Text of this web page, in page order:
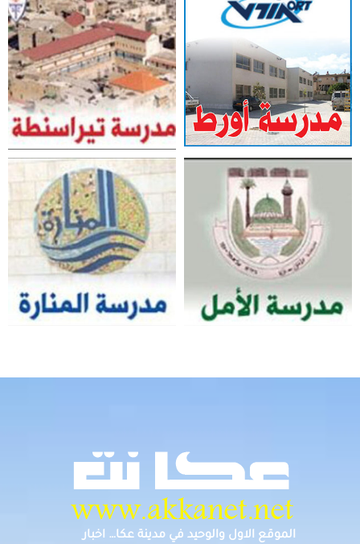
الموقع الاول والوحيد في مدينة عكا… اخبار